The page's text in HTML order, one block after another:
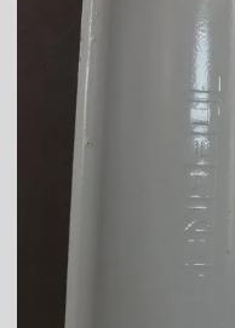
Telha branca
Telha branca americana
Telha branca esmaltada
Telha branca resinada
Telha caramelo